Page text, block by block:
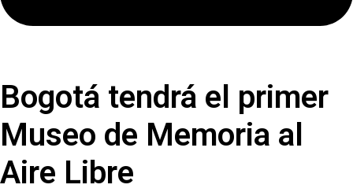
Bogotá tendrá el primer
Museo de Memoria al
Aire Libre